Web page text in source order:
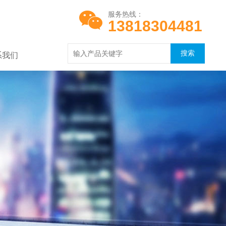
服务热线：
13818304481
我们